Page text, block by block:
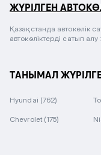
ЖҮРІЛГЕН
Қазақстанда автокөлік
автокөліктерді сатып алу
ТАНЫМАЛ
Hyundai (762)
Chevrolet (175)